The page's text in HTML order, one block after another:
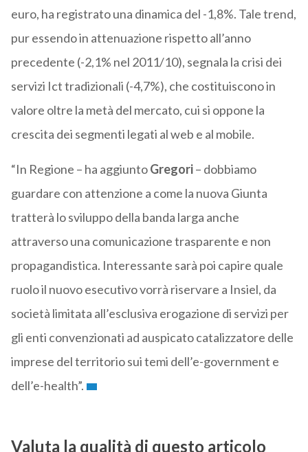
euro, ha registrato una dinamica del -1,8%. Tale trend,
pur essendo in attenuazione rispetto all’anno
precedente (-2,1% nel 2011/10), segnala la crisi dei
servizi Ict tradizionali (-4,7%), che costituiscono in
valore oltre la metà del mercato, cui si oppone la
crescita dei segmenti legati al web e al mobile.
“In Regione – ha aggiuntoGregori– dobbiamo
guardare con attenzione a come la nuova Giunta
tratterà lo sviluppo della banda larga anche
attraverso una comunicazione trasparente e non
propagandistica. Interessante sarà poi capire quale
ruolo il nuovo esecutivo vorrà riservare a Insiel, da
società limitata all’esclusiva erogazione di servizi per
gli enti convenzionati ad auspicato catalizzatore delle
imprese del territorio sui temi dell’e-government e
dell’e-health”.
Valuta la qualità di questo articolo